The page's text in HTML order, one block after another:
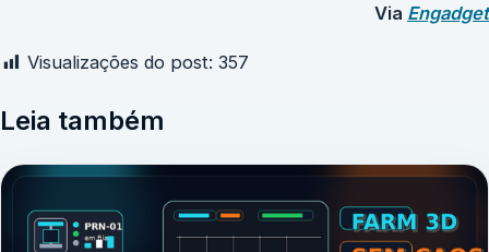
Via Engadget
Visualizações do post: 357
Leia também